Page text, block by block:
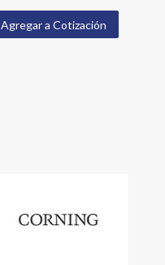
Agregar a Cotización